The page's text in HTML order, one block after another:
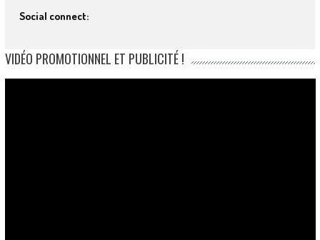
Social connect:
VIDÉO PROMOTIONNEL ET PUBLICITÉ !